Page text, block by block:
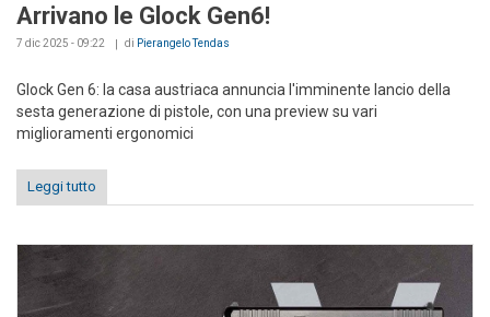
Arrivano le Glock Gen6!
7 dic 2025 - 09:22 di Pierangelo Tendas
Glock Gen 6: la casa austriaca annuncia l'imminente lancio della
sesta generazione di pistole, con una preview su vari
miglioramenti ergonomici
Leggi tutto